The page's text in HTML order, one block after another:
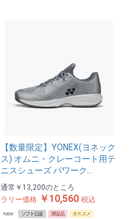
【数量限定】YONEX(ヨネック
ス) オムニ・クレーコート用テ
ニスシューズ パワーク…
通常 ￥13,200のところ
ラリー価格 ￥10,560 税込
NEW ソフト公認 限定品 オススメ